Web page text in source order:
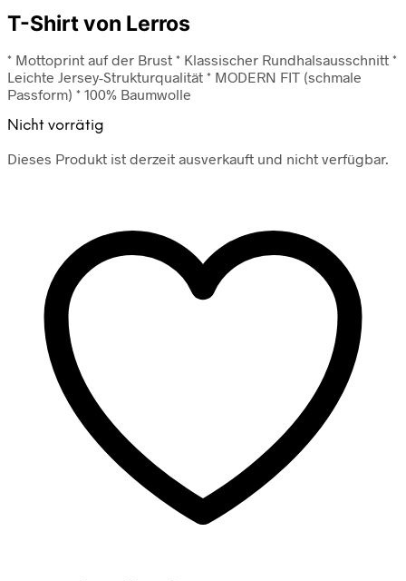
T-Shirt von Lerros
* Mottoprint auf der Brust * Klassischer Rundhalsausschnitt *
Leichte Jersey-Strukturqualität * MODERN FIT (schmale
Passform) * 100% Baumwolle
Nicht vorrätig
Dieses Produkt ist derzeit ausverkauft und nicht verfügbar.